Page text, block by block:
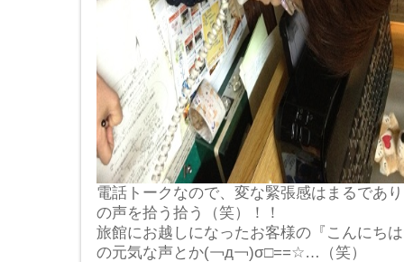
電話トークなので、変な緊張感はまるであ
の声を拾う拾う（笑）！！
旅館にお越しになったお客様の『こんにち
の元気な声とか(￢д￢)σ□==☆…（笑）